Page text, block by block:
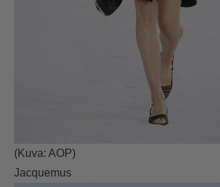
(Kuva: AOP)
Jacquemus